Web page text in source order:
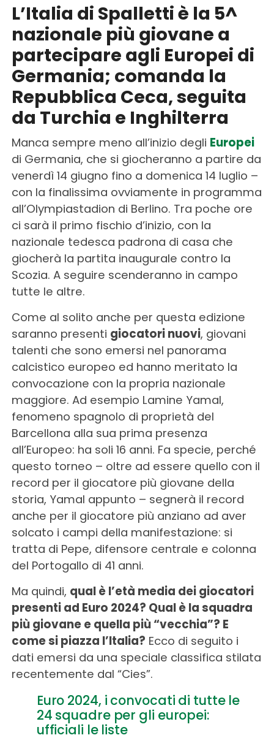
L’Italia di Spalletti è la 5^
nazionale più giovane a
partecipare agli Europei di
Germania; comanda la
Repubblica Ceca, seguita
da Turchia e Inghilterra
Manca sempre meno all’inizio degli Europei
di Germania, che si giocheranno a partire da
venerdì 14 giugno fino a domenica 14 luglio –
con la finalissima ovviamente in programma
all’Olympiastadion di Berlino. Tra poche ore
ci sarà il primo fischio d’inizio, con la
nazionale tedesca padrona di casa che
giocherà la partita inaugurale contro la
Scozia. A seguire scenderanno in campo
tutte le altre.
Come al solito anche per questa edizione
saranno presenti giocatori nuovi, giovani
talenti che sono emersi nel panorama
calcistico europeo ed hanno meritato la
convocazione con la propria nazionale
maggiore. Ad esempio Lamine Yamal,
fenomeno spagnolo di proprietà del
Barcellona alla sua prima presenza
all’Europeo: ha soli 16 anni. Fa specie, perché
questo torneo – oltre ad essere quello con il
record per il giocatore più giovane della
storia, Yamal appunto – segnerà il record
anche per il giocatore più anziano ad aver
solcato i campi della manifestazione: si
tratta di Pepe, difensore centrale e colonna
del Portogallo di 41 anni.
Ma quindi, qual è l’età media dei giocatori
presenti ad Euro 2024? Qual è la squadra
più giovane e quella più “vecchia”? E
come si piazza l’Italia? Ecco di seguito i
dati emersi da una speciale classifica stilata
recentemente dal “Cies”.
Euro 2024, i convocati di tutte le
24 squadre per gli europei:
ufficiali le liste